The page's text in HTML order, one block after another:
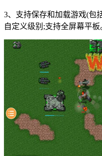
3、支持保存和加载游戏(包
自定义级别;支持全屏幕平板